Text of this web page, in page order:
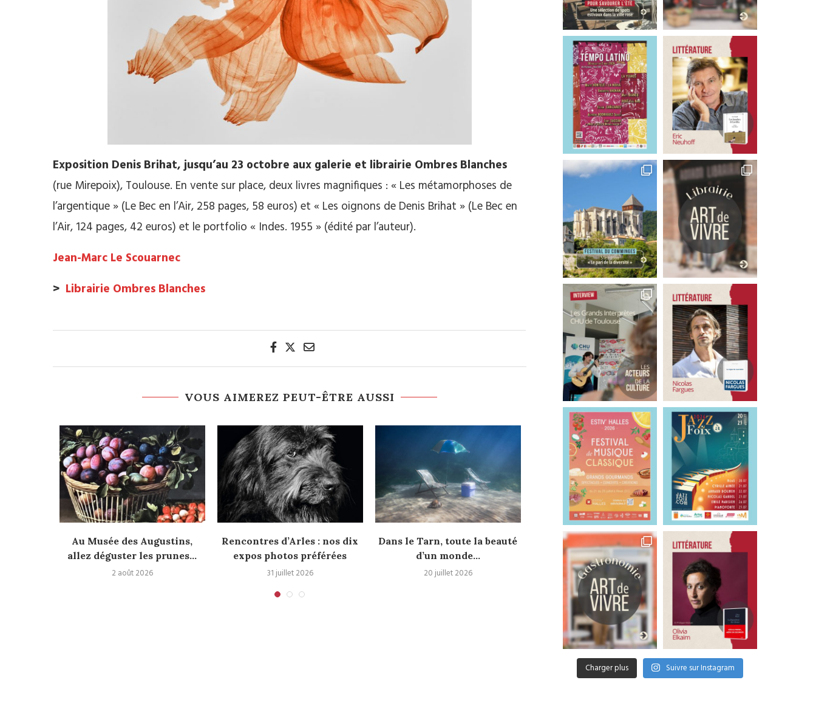
Exposition Denis Brihat, jusqu’au 23 octobre aux galerie et librairie Ombres Blanches
(rue Mirepoix), Toulouse. En vente sur place, deux livres magnifiques : « Les métamorphoses de
l’argentique » (Le Bec en l’Air, 258 pages, 58 euros) et « Les oignons de Denis Brihat » (Le Bec en
l’Air, 124 pages, 42 euros) et le portfolio « Indes. 1955 » (édité par l’auteur).
Jean-Marc Le Scouarnec
> Librairie Ombres Blanches
VOUS AIMEREZ PEUT-ÊTRE AUSSI
Au Musée des Augustins,
allez déguster les prunes...
2 août 2026
Rencontres d’Arles : nos dix
expos photos préférées
31 juillet 2026
Dans le Tarn, toute la beauté
d’un monde...
20 juillet 2026
Pigalle et Chanzeaux, deux
villages racontés par Jane...
17 juillet 2026
Eva Kristina
expose l’hôpital et
Charger plus Suivre sur Instagram